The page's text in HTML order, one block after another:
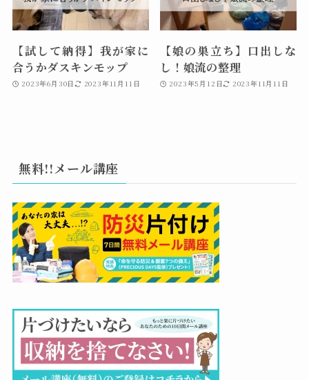
【試して納得】我が家に
合うかダスキンモップ
2023年6月30日 2023年11月11日
【娘の巣立ち】口出しな
し！娘流の整理
2023年5月12日 2023年11月11日
無料!!メール講座